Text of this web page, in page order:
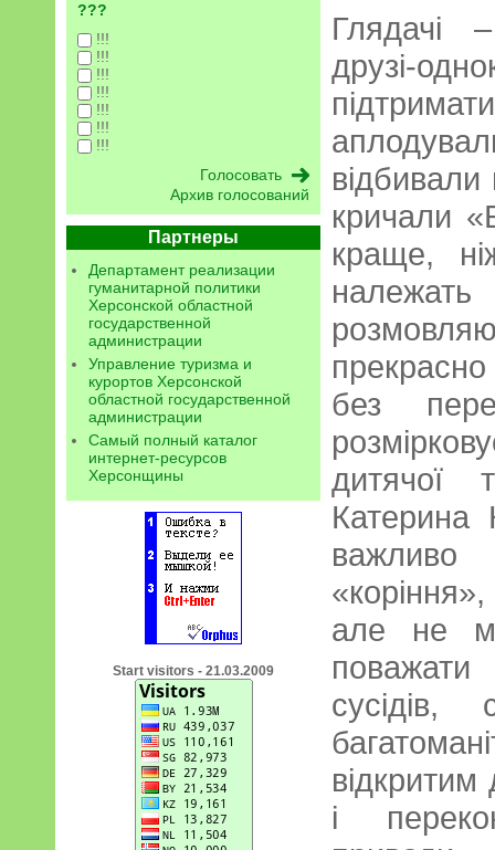
???
!!!
!!!
!!!
!!!
!!!
!!!
!!!
Архив голосований
Партнеры
Департамент реализации
гуманитарной политики
Херсонской областной
государственной
администрации
Управление туризма и
курортов Херсонской
областной государственной
администрации
Самый полный каталог
интернет-ресурсов
Херсонщины
Start visitors - 21.03.2009
Глядачі
друзі-
кричали
краще,
без
дитячої
Катерина
важливо
але не
сусідів,
і